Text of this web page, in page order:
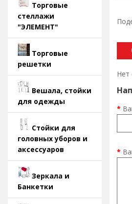
Торговые
стеллажи
"ЭЛЕМЕНТ"
Торговые
решетки
Вешала, стойки
для одежды
Стойки для
головных уборов и
аксессуаров
Зеркала и
Банкетки
Нет